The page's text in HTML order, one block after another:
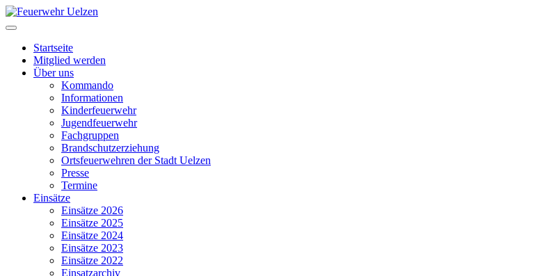
Startseite
Mitglied werden
Über uns
Kommando
Informationen
Kinderfeuerwehr
Jugendfeuerwehr
Fachgruppen
Brandschutzerziehung
Ortsfeuerwehren der Stadt Uelzen
Presse
Termine
Einsätze
Einsätze 2026
Einsätze 2025
Einsätze 2024
Einsätze 2023
Einsätze 2022
Einsatzarchiv